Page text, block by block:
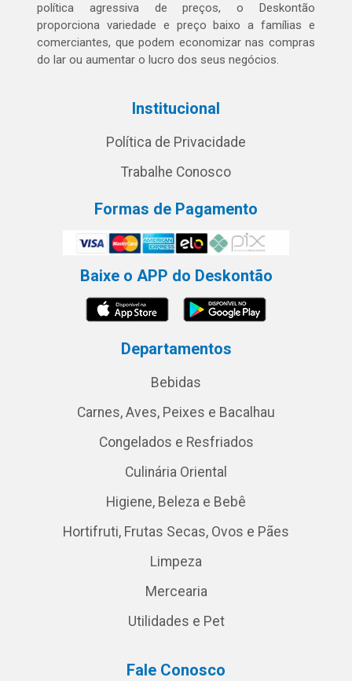
política agressiva de preços, o Deskontão
proporciona variedade e preço baixo a famílias e
comerciantes, que podem economizar nas compras
do lar ou aumentar o lucro dos seus negócios.
Institucional
Política de Privacidade
Trabalhe Conosco
Formas de Pagamento
Baixe o APP do Deskontão
Departamentos
Bebidas
Carnes, Aves, Peixes e Bacalhau
Congelados e Resfriados
Culinária Oriental
Higiene, Beleza e Bebê
Hortifruti, Frutas Secas, Ovos e Pães
Limpeza
Mercearia
Utilidades e Pet
Fale Conosco